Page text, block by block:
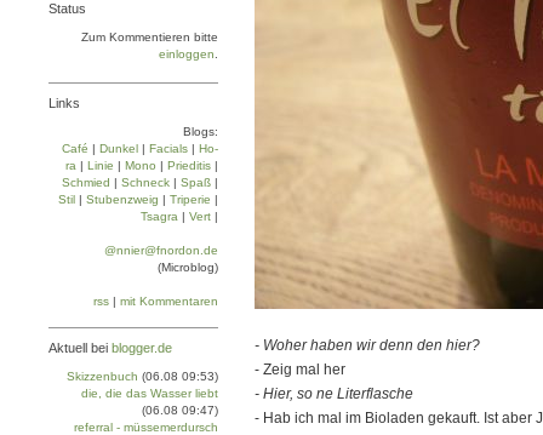
- Woher haben wir denn den hier?
- Zeig mal her
- Hier, so ne Literflasche
- Hab ich mal im Bioladen gekauft. Ist aber
Status
Zum Kommentieren bitte
einloggen
Links
Blogs:
Café | Dun­kel | Facials | Ho­
ra | Linie | Mo­no | Prie­di­tis |
Schmied | Schneck | Spaß |
Stil | Stu­ben­zweig | Tri­pe­rie |
Tsa­gra | Vert |
@nnier@fnordon.de
(Microblog)
rss | mit Kommentaren
Aktuell bei blogger.de
Skizzenbuch (06.08 09:53)
die, die das Wasser liebt
(06.08 09:47)
referral - müssemerdursch